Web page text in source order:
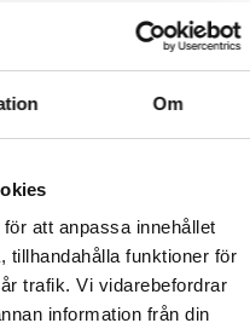
Om
att anpassa innehållet
tillhandahålla funktioner för
trafik. Vi vidarebefordrar
information från din
med familjen eller
är Vogue Journey redo
njuta av upp till 5 mils
kortare resor, och vid